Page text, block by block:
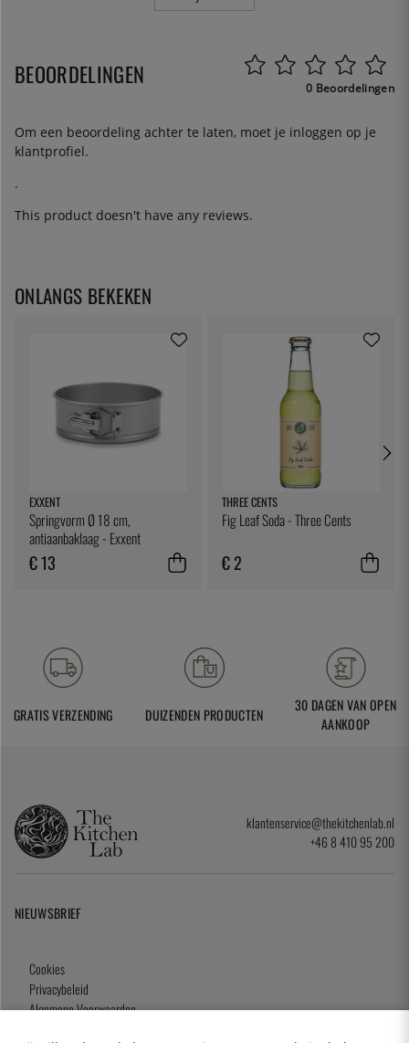
BEOORDELINGEN 0 Beoordelingen
Om een beoordeling achter te laten, moet je inloggen op je
klantprofiel.
.
This product doesn't have any reviews.
ONLANGS BEKEKEN
EXXENT
Springvorm Ø 18 cm,
antiaanbaklaag - Exxent
€ 13
THREE CENTS
Fig Leaf Soda - Three Cents
€ 2
GRATIS VERZENDING DUIZENDEN PRODUCTEN
30 DAGEN VAN OPEN
AANKOOP
klantenservice@thekitchenlab.nl
+46 8 410 95 200
NIEUWSBRIEF
Cookies
Privacybeleid
Algemene Voorwaarden